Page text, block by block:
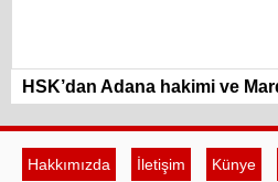
HSK’dan Adana hakimi ve
Hakkımızda İletişim Künye